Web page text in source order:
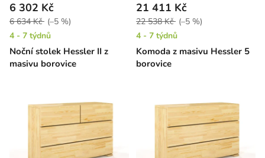
Noční stolek Hessler II z
masivu borovice
6 302 Kč
6 634 Kč (–5 %)
4 - 7 týdnů
Komoda z masivu Hessler 5
borovice
21 411 Kč
22 538 Kč (–5 %)
4 - 7 týdnů